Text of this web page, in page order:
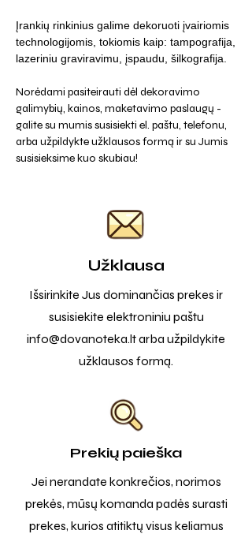
Įrankių rinkinius galime dekoruoti įvairiomis
technologijomis, tokiomis kaip: tampografija,
lazeriniu graviravimu, įspaudu, šilkografija.
Norėdami pasiteirauti dėl dekoravimo
galimybių, kainos, maketavimo paslaugų -
galite su mumis susisiekti el. paštu, telefonu,
arba užpildykte užklausos formą ir su Jumis
susisieksime kuo skubiau!
Užklausa
Išsirinkite Jus dominančias prekes ir
susisiekite elektroniniu paštu
info@dovanoteka.ltarba užpildykite
užklausos formą.
Prekių paieška
Jei nerandate konkrečios, norimos
prekės, mūsų komanda padės surasti
prekes, kurios atitiktų visus keliamus